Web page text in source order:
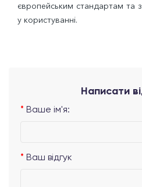
європейським стандартам та
у користуванні.
Написати
Ваше ім'я:
Ваш відгук